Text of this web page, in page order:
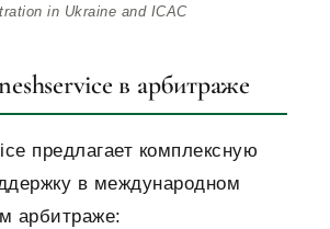
in Ukraine and ICAC
в арбитраже
предлагает комплексную
в международном
арбитраже: